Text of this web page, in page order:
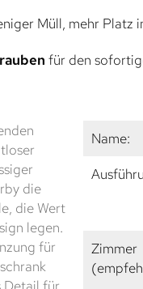
Müll, mehr Platz
für den
die
die Wert
legen.
für
Detail für
Name:
Zimmer